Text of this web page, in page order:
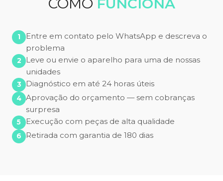
Entre em contato pelo WhatsApp e descreva o
problema
Leve ou envie o aparelho para uma de nossas
unidades
Diagnóstico em até 24 horas úteis
Aprovação do orçamento — sem cobranças
surpresa
Execução com peças de alta qualidade
Retirada com garantia de 180 dias